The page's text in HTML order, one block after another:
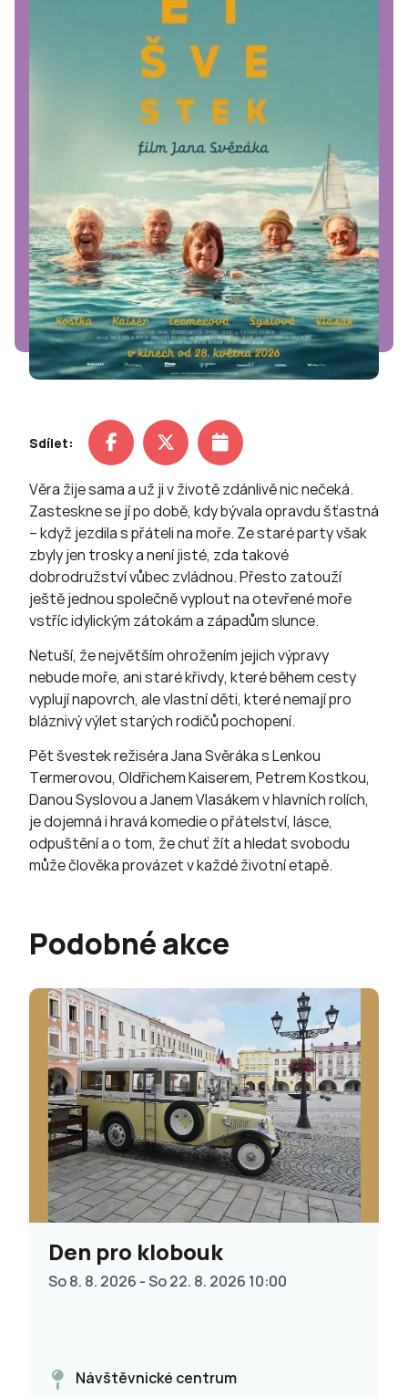
Sdílet:
Věra žije sama a už ji v životě zdánlivě nic nečeká.
Zasteskne se jí po době, kdy bývala opravdu šťastná
– když jezdila s přáteli na moře. Ze staré party však
zbyly jen trosky a není jisté, zda takové
dobrodružství vůbec zvládnou. Přesto zatouží
ještě jednou společně vyplout na otevřené moře
vstříc idylickým zátokám a západům slunce.
Netuší, že největším ohrožením jejich výpravy
nebude moře, ani staré křivdy, které během cesty
vyplují napovrch, ale vlastní děti, které nemají pro
bláznivý výlet starých rodičů pochopení.
Pět švestek režiséra Jana Svěráka s Lenkou
Termerovou, Oldřichem Kaiserem, Petrem Kostkou,
Danou Syslovou a Janem Vlasákem v hlavních rolích,
je dojemná i hravá komedie o přátelství, lásce,
odpuštění a o tom, že chuť žít a hledat svobodu
může člověka provázet v každé životní etapě.
Podobné akce
Den pro klobouk
So 8. 8. 2026 - So 22. 8. 2026 10:00
Návštěvnické centrum